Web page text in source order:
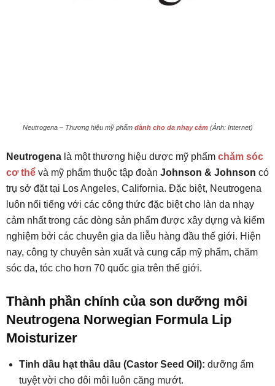
Neutrogena – Thương hiệu mỹ phẩm dành cho da nhạy cảm(Ảnh: Internet)
Neutrogena là một thương hiệu dược mỹ phẩm chăm sóc
cơ thể và mỹ phẩm thuộc tập đoàn Johnson & Johnson có
trụ sở đặt tại Los Angeles, California. Đặc biệt, Neutrogena
luôn nổi tiếng với các công thức đặc biệt cho làn da nhạy
cảm nhất trong các dòng sản phẩm được xây dựng và kiểm
nghiệm bởi các chuyên gia da liễu hàng đầu thế giới. Hiện
nay, công ty chuyên sản xuất và cung cấp mỹ phẩm, chăm
sóc da, tóc cho hơn 70 quốc gia trên thế giới.
Thành phần chính của son dưỡng môi
Neutrogena Norwegian Formula Lip
Moisturizer
Tinh dầu hạt thầu dầu (Castor Seed Oil): dưỡng ẩm
tuyệt vời cho đôi môi luôn căng mướt.